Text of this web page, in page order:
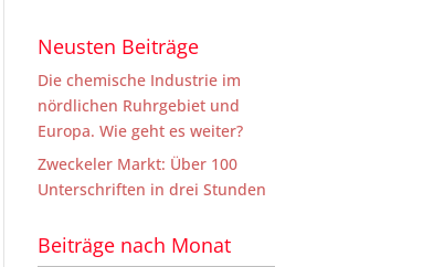
Neusten Beiträge
Die chemische Industrie im
nördlichen Ruhrgebiet und
Europa. Wie geht es weiter?
Zweckeler Markt: Über 100
Unterschriften in drei Stunden
Beiträge nach Monat